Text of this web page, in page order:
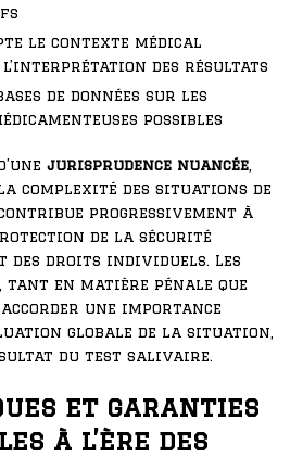
le contexte médical
des résultats
de données sur les
possibles
jurisprudence nuancée
complexité des situations de
progressivement à
de la sécurité
des droits individuels. Les
tant en matière pénale que
une importance
globale de la situation,
du test salivaire.
et garanties
à l’ère des